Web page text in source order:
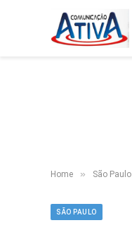
Home » São Paulo
SÃO PAULO